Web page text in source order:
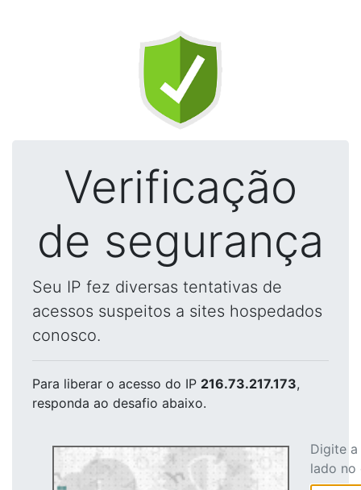
Verificação
de segurança
Seu IP fez diversas tentativas de
acessos suspeitos a sites hospedados
conosco.
Para liberar o acesso do IP 216.73.217.173,
responda ao desafio abaixo.
Digite
lado no